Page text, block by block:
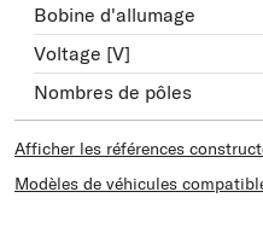
Bobine d'allumage
Voltage [V]
Nombres de pôles
Afficher les références
Modèles de véhicules